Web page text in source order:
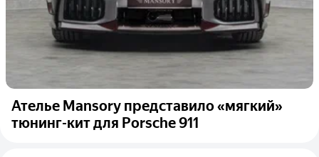
Ателье Mansory представило «мягкий»
тюнинг-кит для Porsche 911